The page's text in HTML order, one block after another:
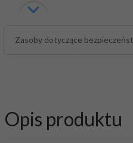
Zasoby dotyczące
Opis produktu